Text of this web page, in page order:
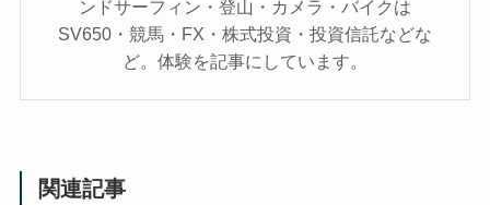
ンドサーフィン・登山・カメラ・バイクは
SV650・競馬・FX・株式投資・投資信託などな
ど。体験を記事にしています。
関連記事